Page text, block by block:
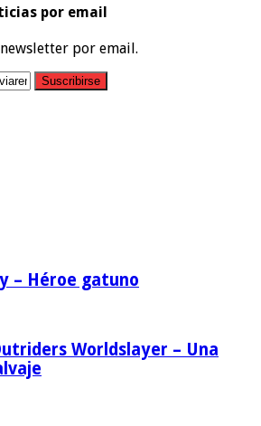
por email
por email.
– Héroe gatuno
Worldslayer – Una